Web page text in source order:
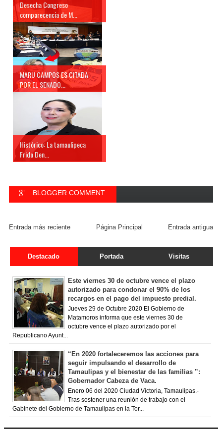
Desecha Congreso
comparecencia de M...
MARU CAMPOS ES CITADA
POR EL SENADO...
Histórico: La tamaulipeca
Frida Den...
BLOGGER COMMENT
Entrada más reciente Entrada antigua
Página Principal
Destacado Portada Visitas
Este viernes 30 de octubre vence el plazo
autorizado para condonar el 90% de los
recargos en el pago del impuesto predial.
Jueves 29 de Octubre 2020 El Gobierno de
Matamoros informa que este viernes 30 de
octubre vence el plazo autorizado por el
Republicano Ayunt...
“En 2020 fortaleceremos las acciones para
seguir impulsando el desarrollo de
Tamaulipas y el bienestar de las familias ”:
Gobernador Cabeza de Vaca.
Enero 06 del 2020 Ciudad Victoria, Tamaulipas.-
Tras sostener una reunión de trabajo con el
Gabinete del Gobierno de Tamaulipas en la Tor...